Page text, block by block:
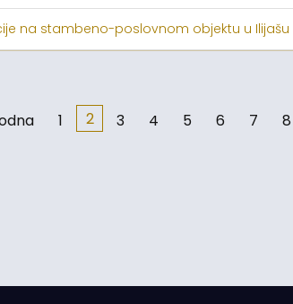
na stambeno-poslovnom objektu u Ilijašu
1 2 3 4 5 6 7 8